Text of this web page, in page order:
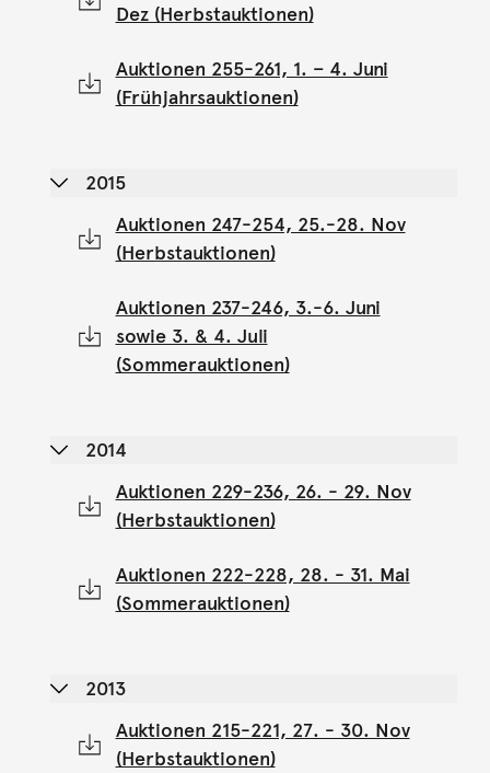
Dez (Herbstauktionen)
Auktionen 255-261, 1. – 4. Juni
(Frühjahrsauktionen)
2015
Auktionen 247-254, 25.-28. Nov
(Herbstauktionen)
Auktionen 237-246, 3.-6. Juni
sowie 3. & 4. Juli
(Sommerauktionen)
2014
Auktionen 229-236, 26. - 29. Nov
(Herbstauktionen)
Auktionen 222-228, 28. - 31. Mai
(Sommerauktionen)
2013
Auktionen 215-221, 27. - 30. Nov
(Herbstauktionen)